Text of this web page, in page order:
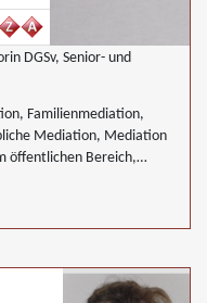
DGSv, Senior- und
Familienmediation,
Mediation, Mediation
öffentlichen Bereich,